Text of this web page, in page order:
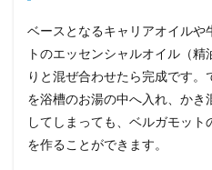
ベースとなるキャリアオイルや
トのエッセンシャルオイル（
りと混ぜ合わせたら完成です
を浴槽のお湯の中へ入れ、かき
してしまっても、ベルガモッ
を作ることができます。